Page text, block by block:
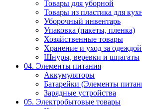
Товары для уборной
Товары из пластика для
Уборочный инвентарь
Упаковка (пакеты, пленка)
Хозяйственные товары
Хранение и уход за
Шнуры, веревки и шпагаты
04. Элементы питания
Аккумуляторы
Батарейки (Элементы
Зарядные устройства
05. Электробытовые товары